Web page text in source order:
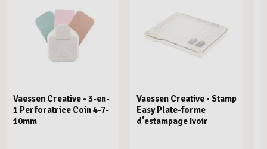
Vaessen Creative • 3-en-
1 Perforatrice Coin 4-7-
10mm
Vaessen Creative • Stamp
Easy Plate-forme
d'estampage Ivoir